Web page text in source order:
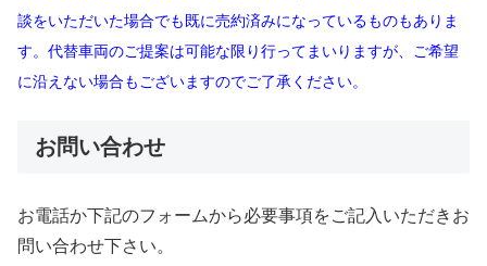
談をいただいた場合でも既に売約済みになっているものもありま
す。代替車両のご提案は可能な限り行ってまいりますが、ご希望
に沿えない場合もございますのでご了承ください。
お問い合わせ
お電話か下記のフォームから必要事項をご記入いただきお
問い合わせ下さい。